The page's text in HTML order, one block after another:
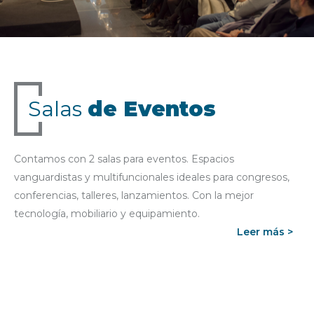
Salas de Eventos
Contamos con 2 salas para eventos. Espacios
vanguardistas y multifuncionales ideales para congresos,
conferencias, talleres, lanzamientos. Con la mejor
tecnología, mobiliario y equipamiento.
Leer más >